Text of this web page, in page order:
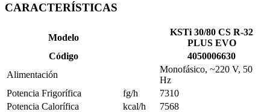
CARACTERÍSTICAS
Modelo
KSTi 30/80 CS R-32
PLUS EVO
Código
4050006630
Alimentación
Monofásico, ~220 V, 50
Hz
Potencia Frigorífica
fg/h
7310
Potencia Calorífica
kcal/h 7568